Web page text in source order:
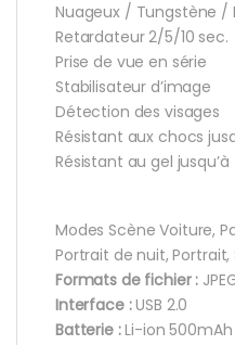
Nuageux / Tungstène /
Retardateur 2/5/10 sec.
Prise de vue en série
Stabilisateur d’image
Détection des visages
Résistant aux chocs
Résistant au gel jusqu’à
Modes Scène Voiture,
Portrait de nuit,
Formats de fichier :
Interface :USB 2.0
Batterie :Li-ion